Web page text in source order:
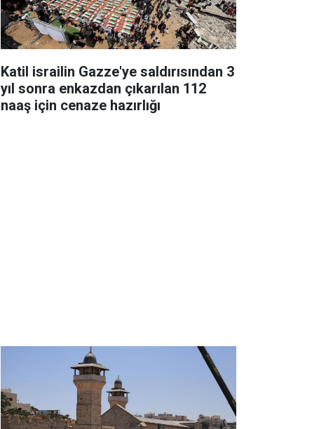
Katil israilin Gazze'ye saldırısından 3
yıl sonra enkazdan çıkarılan 112
naaş için cenaze hazırlığı